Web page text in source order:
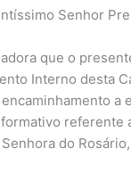
Senhor
que o
Interno desta
a
referente
do